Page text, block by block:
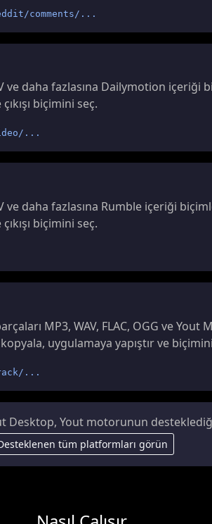
comments/...
ve daha fazlasına Dailymotion içeriği
biçimini seç.
...
ve daha fazlasına Rumble içeriği
biçimini seç.
MP3, WAV, FLAC, OGG ve Yout
uygulamaya yapıştır ve
...
Desktop, Yout motorunun
tüm platformları görün